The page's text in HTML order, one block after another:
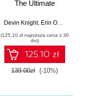
The Ultimate
to Power BI, Data
Tools, and
Microsoft Fabric -
Fourth Edition
Devin Knight, Erin Ostrowsky
(125,10 zł najniższa cena z 30
dni)
125.10 zł
139.00zł (-10%)